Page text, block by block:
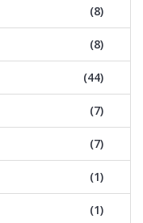
(8)
(8)
(44)
(7)
(7)
(1)
(1)